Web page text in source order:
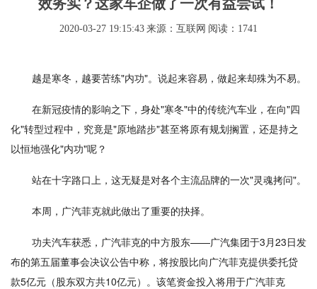
效务实？这家车企做了一次有益尝试！
2020-03-27 19:15:43 来源：互联网 阅读：1741
越是寒冬，越要苦练"内功"。说起来容易，做起来却殊为不易。
在新冠疫情的影响之下，身处"寒冬"中的传统汽车业，在向"四
化"转型过程中，究竟是"原地踏步"甚至将原有规划搁置，还是持之
以恒地强化"内功"呢？
站在十字路口上，这无疑是对各个主流品牌的一次"灵魂拷问"。
本周，广汽菲克就此做出了重要的抉择。
功夫汽车获悉，广汽菲克的中方股东——广汽集团于3月23日发
布的第五届董事会决议公告中称，将按股比向广汽菲克提供委托贷
款5亿元（股东双方共10亿元）。该笔资金投入将用于广汽菲克